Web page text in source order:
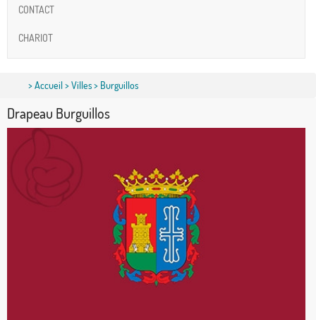
CONTACT
CHARIOT
>Accueil>Villes> Burguillos
Drapeau Burguillos